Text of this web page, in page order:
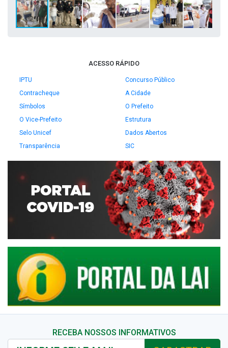
ACESSO RÁPIDO
IPTU
Concurso Público
Contracheque
A Cidade
Símbolos
O Prefeito
O Vice-Prefeito
Estrutura
Selo Unicef
Dados Abertos
Transparência
SIC
RECEBA NOSSOS INFORMATIVOS